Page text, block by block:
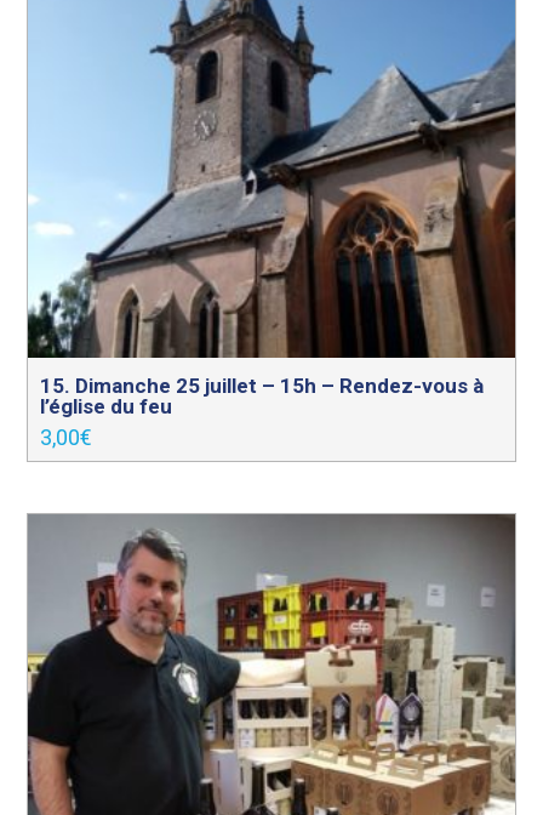
15. Dimanche 25 juillet – 15h – Rendez-vous à
l’église du feu
3,00€